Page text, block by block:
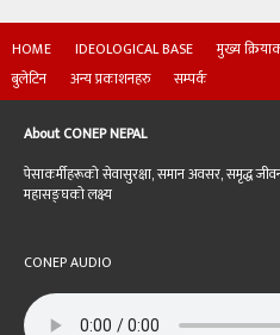
HOME IDEOLOGICAL BASE मुख्य
बुलेटिन
अन्य प्रकाशनहरु सम्पर्क
About CONEP NEPAL
पेसाकर्मीहरूको सेवासुरक्षा, समान अवसर, समृद्ध
महासङ्घको लक्ष्य
CONEP AUDIO